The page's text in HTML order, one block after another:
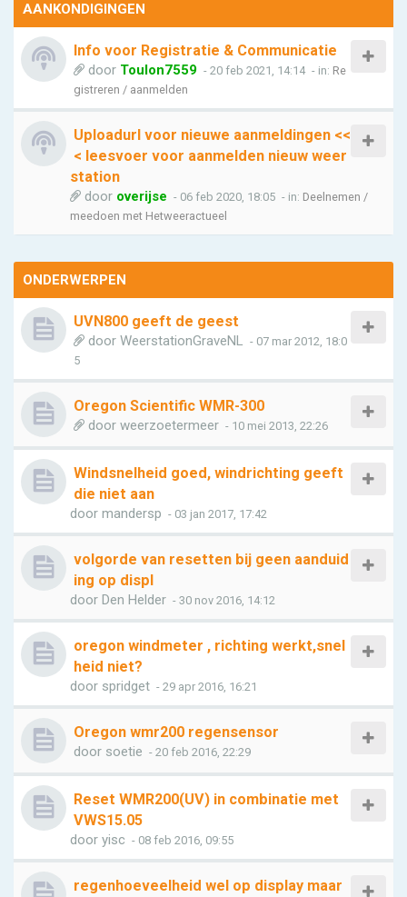
AANKONDIGINGEN
Info voor Registratie & Communicatie
door Toulon7559 - 20 feb 2021, 14:14 - in: Re
gistreren / aanmelden
Uploadurl voor nieuwe aanmeldingen <<
< leesvoer voor aanmelden nieuw weer
station
door overijse - 06 feb 2020, 18:05 - in: Deelnemen /
meedoen met Hetweeractueel
ONDERWERPEN
UVN800 geeft de geest
door WeerstationGraveNL - 07 mar 2012, 18:0
5
Oregon Scientific WMR-300
door weerzoetermeer - 10 mei 2013, 22:26
Windsnelheid goed, windrichting geeft
die niet aan
door mandersp - 03 jan 2017, 17:42
volgorde van resetten bij geen aanduid
ing op displ
door Den Helder - 30 nov 2016, 14:12
oregon windmeter , richting werkt,snel
heid niet?
door spridget - 29 apr 2016, 16:21
Oregon wmr200 regensensor
door soetie - 20 feb 2016, 22:29
Reset WMR200(UV) in combinatie met
VWS15.05
door yisc - 08 feb 2016, 09:55
regenhoeveelheid wel op display maar